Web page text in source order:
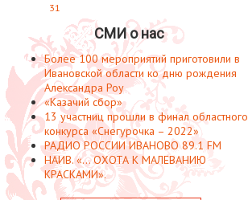
31
СМИ о нас
Более 100 мероприятий приготовили в
Ивановской области ко дню рождения
Александра Роу
«Казачий сбор»
13 участниц прошли в финал областного
конкурса «Снегурочка – 2022»
РАДИО РОССИИ ИВАНОВО 89.1 FM
НАИВ. «... ОХОТА К МАЛЕВАНИЮ
КРАСКАМИ».